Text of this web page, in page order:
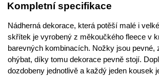
Kompletní specifikace
Nádherná dekorace, která potěší malé i
skřítek je vyrobený z měkoučkého fleece v
barevných kombinacích. Nožky jsou pevné,
ohýbat, díky tomu dekorace pevně stojí.
dozdobeny jednotlivě a každý jeden kousek